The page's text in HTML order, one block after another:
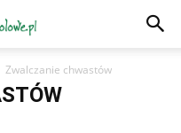
Zwalczanie chwastów